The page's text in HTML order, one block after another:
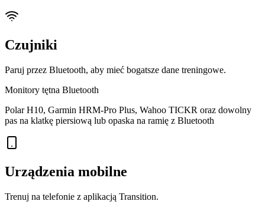
Czujniki
Paruj przez Bluetooth, aby mieć bogatsze dane treningowe.
Monitory tętna Bluetooth
Polar H10, Garmin HRM-Pro Plus, Wahoo TICKR oraz dowolny
pas na klatkę piersiową lub opaska na ramię z Bluetooth
Urządzenia mobilne
Trenuj na telefonie z aplikacją Transition.